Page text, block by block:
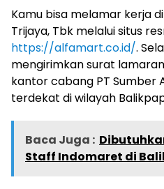
Kamu bisa melamar kerja
Trijaya, Tbk melalui situs
https://alfamart.co.id/.
mengirimkan surat
kantor cabang PT Sumber
terdekat di wilayah
Baca Juga :
Staff Indomaret di